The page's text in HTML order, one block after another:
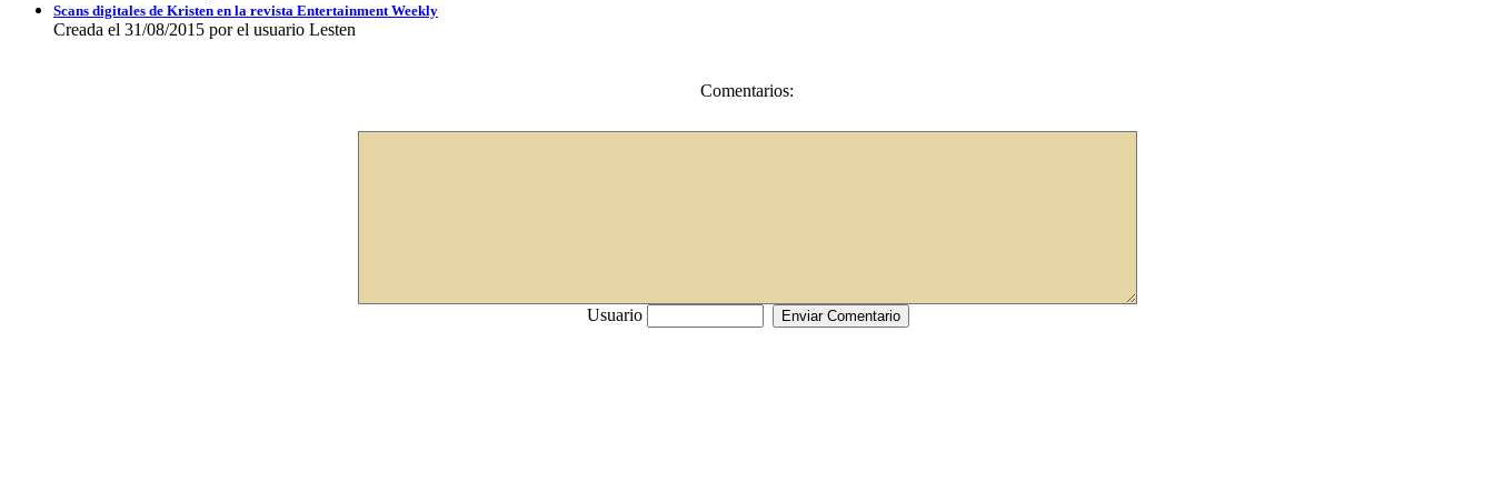
Scans digitales de Kristen en la revista Entertainment Weekly
Creada el 31/08/2015 por el usuario Lesten
Comentarios:
Usuario